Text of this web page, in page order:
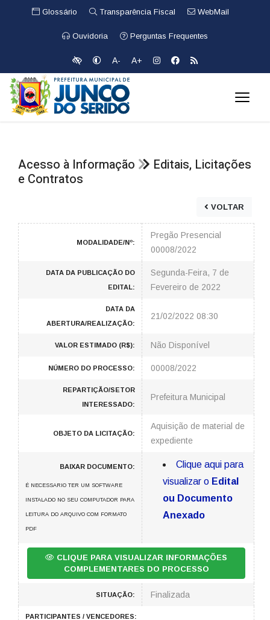
Glossário Transparência Fiscal WebMail
Ouvidoria Perguntas Frequentes
A- A+
Acesso à Informação
Editais, Licitações
e Contratos
VOLTAR
MODALIDADE/Nº:
Pregão Presencial
00008/2022
DATA DA PUBLICAÇÃO DO
EDITAL:
Segunda-Feira, 7 de
Fevereiro de 2022
DATA DA
ABERTURA/REALIZAÇÃO:
21/02/2022 08:30
VALOR ESTIMADO (R$): Não Disponível
NÚMERO DO PROCESSO: 00008/2022
REPARTIÇÃO/SETOR
INTERESSADO:
Prefeitura Municipal
OBJETO DA LICITAÇÃO:
Aquisição de material de
expediente
BAIXAR DOCUMENTO:
É NECESSARIO TER UM SOFTWARE
INSTALADO NO SEU COMPUTADOR PARA
LEITURA DO ARQUIVO COM FORMATO
PDF
Clique aqui para
visualizar o Edital
ou Documento
Anexado
CLIQUE PARA VISUALIZAR INFORMAÇÕES
COMPLEMENTARES DO PROCESSO
SITUAÇÃO: Finalizada
PARTICIPANTES / VENCEDORES: